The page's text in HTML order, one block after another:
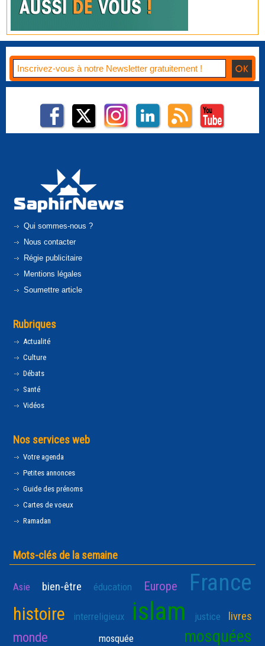
Qui sommes-nous ?
Nous contacter
Régie publicitaire
Mentions légales
Soumettre article
Rubriques
Actualité
Culture
Débats
Santé
Vidéos
Nos services web
Votre agenda
Petites annonces
Guide des prénoms
Cartes de voeux
Ramadan
Mots-clés de la semaine
Asie bien-être éducation Europe France
histoire interreligieux islam justice livres
monde mosquée mosquées